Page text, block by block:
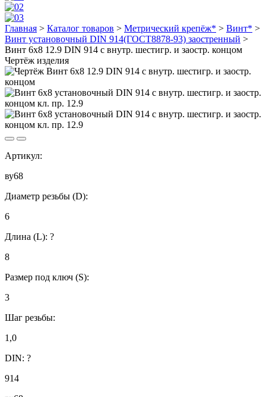
Главная > Каталог товаров > Метрический крепёж* > Винт* >
Винт установочный DIN 914(ГОСТ8878-93) заостренный >
Винт 6х8 12.9 DIN 914 с внутр. шестигр. и заостр. концом
Чертёж изделия
Артикул:
ву68
Диаметр резьбы (D):
6
Длина (L): ?
8
Размер под ключ (S):
3
Шаг резьбы:
1,0
DIN: ?
914